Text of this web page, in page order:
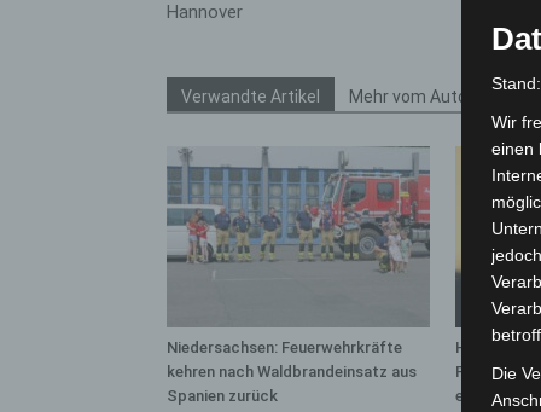
Hannover
Verwandte Artikel Mehr vom Autor
Niedersachsen: Feuerwehrkräfte
kehren nach Waldbrandeinsatz aus
Spanien zurück
Hannover:
Population
entdeckt
Wir
einen
Die